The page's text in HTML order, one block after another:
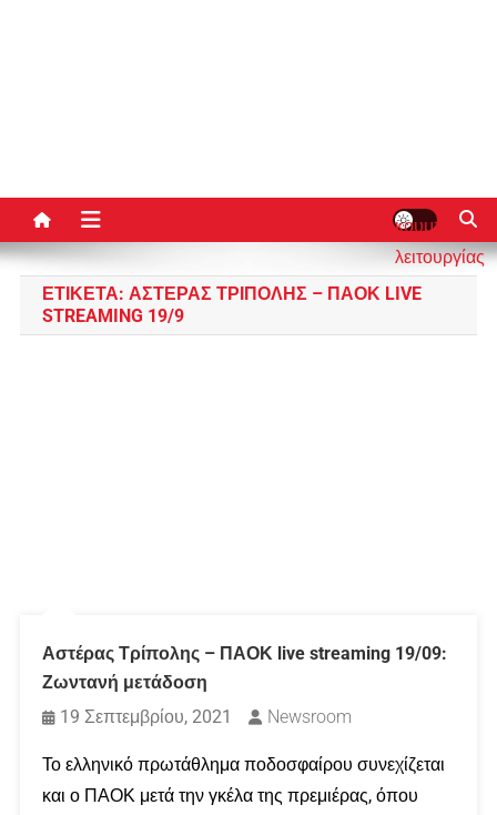
κουμπί
λειτουργίας
ιστότοπου
ΕΤΙΚΈΤΑ: ΑΣΤΈΡΑΣ ΤΡΊΠΟΛΗΣ – ΠΑΟΚ LIVE
STREAMING 19/9
Αστέρας Τρίπολης – ΠΑΟΚ live streaming 19/09:
Ζωντανή μετάδοση
19 Σεπτεμβρίου, 2021
Newsroom
Το ελληνικό πρωτάθλημα ποδοσφαίρου συνεχίζεται
και ο ΠΑΟΚ μετά την γκέλα της πρεμιέρας, όπου